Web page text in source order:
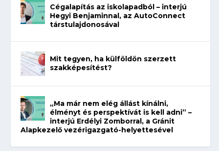
Cégalapítás az iskolapadból – interjú
Hegyi Benjaminnal, az AutoConnect
társtulajdonosával
Mit tegyen, ha külföldön szerzett
szakképesítést?
„Ma már nem elég állást kínálni,
élményt és perspektívát is kell adni” –
interjú Erdélyi Zomborral, a Gránit
Alapkezelő vezérigazgató-helyettesével